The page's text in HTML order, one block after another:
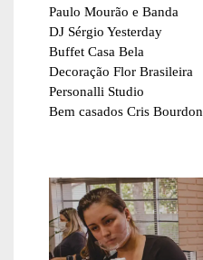
Paulo Mourão e Banda
DJ Sérgio Yesterday
Buffet Casa Bela
Decoração Flor Brasileira
Personalli Studio
Bem casados Cris Bourdon